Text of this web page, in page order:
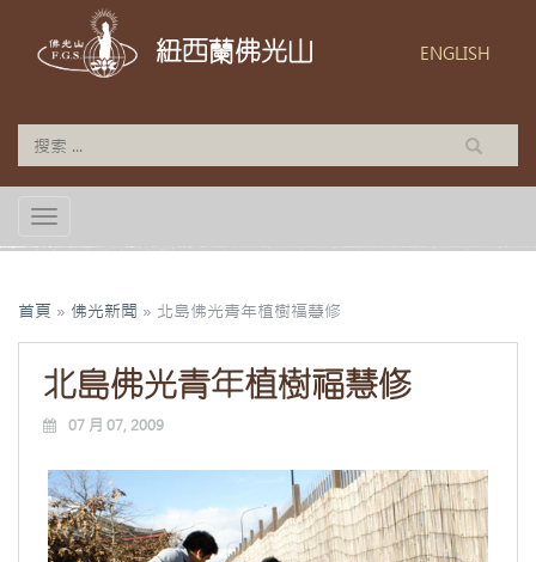
紐西蘭佛光山 ENGLISH
TOGGLE NAVIGATION
首頁 » 佛光新聞 » 北島佛光青年植樹福慧修
北島佛光青年植樹福慧修
07 月 07, 2009